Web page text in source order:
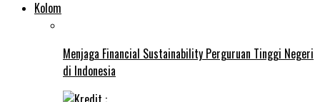
Kolom
Menjaga Financial Sustainability Perguruan Tinggi Negeri
di Indonesia